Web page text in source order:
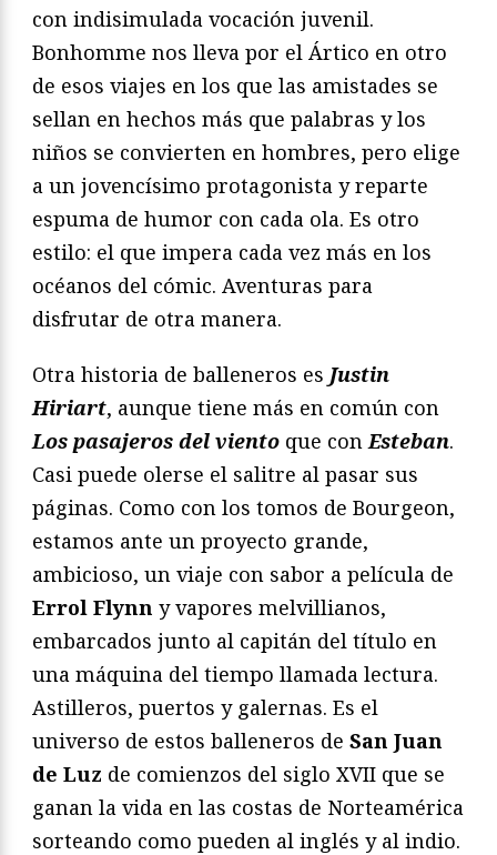
con indisimulada vocación juvenil.
Bonhomme nos lleva por el Ártico en otro
de esos viajes en los que las amistades se
sellan en hechos más que palabras y los
niños se convierten en hombres, pero elige
a un jovencísimo protagonista y reparte
espuma de humor con cada ola. Es otro
estilo: el que impera cada vez más en los
océanos del cómic. Aventuras para
disfrutar de otra manera.
Otra historia de balleneros es Justin
Hiriart, aunque tiene más en común con
Los pasajeros del viento que conEsteban.
Casi puede olerse el salitre al pasar sus
páginas. Como con los tomos de Bourgeon,
estamos ante un proyecto grande,
ambicioso, un viaje con sabor a película de
Errol Flynn y vapores melvillianos,
embarcados junto al capitán del título en
una máquina del tiempo llamada lectura.
Astilleros, puertos y galernas. Es el
universo de estos balleneros de San Juan
de Luz de comienzos del siglo XVII que se
ganan la vida en las costas de Norteamérica
sorteando como pueden al inglés y al indio.